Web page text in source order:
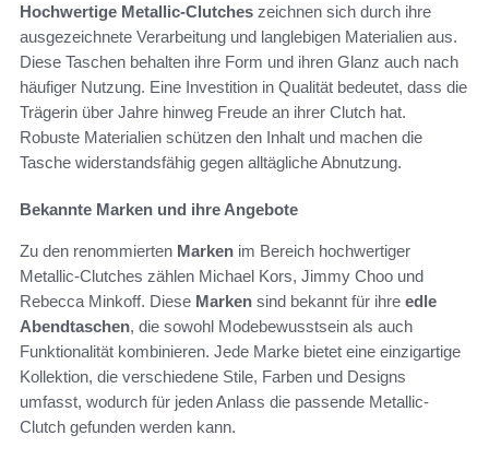
Hochwertige Metallic-Clutches zeichnen sich durch ihre
ausgezeichnete Verarbeitung und langlebigen Materialien aus.
Diese Taschen behalten ihre Form und ihren Glanz auch nach
häufiger Nutzung. Eine Investition in Qualität bedeutet, dass die
Trägerin über Jahre hinweg Freude an ihrer Clutch hat.
Robuste Materialien schützen den Inhalt und machen die
Tasche widerstandsfähig gegen alltägliche Abnutzung.
Bekannte Marken und ihre Angebote
Zu den renommierten Marken im Bereich hochwertiger
Metallic-Clutches zählen Michael Kors, Jimmy Choo und
Rebecca Minkoff. Diese Marken sind bekannt für ihre edle
Abendtaschen, die sowohl Modebewusstsein als auch
Funktionalität kombinieren. Jede Marke bietet eine einzigartige
Kollektion, die verschiedene Stile, Farben und Designs
umfasst, wodurch für jeden Anlass die passende Metallic-
Clutch gefunden werden kann.